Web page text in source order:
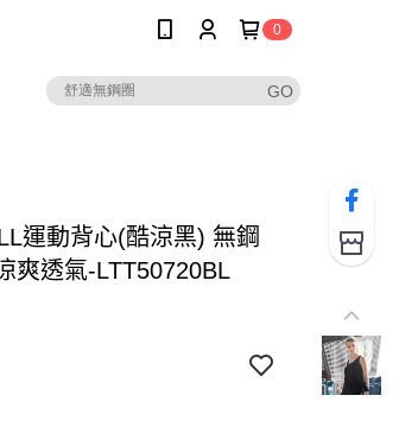
0
運動背心(酷涼黑) 無鋼
爽透氣-LTT50720BL